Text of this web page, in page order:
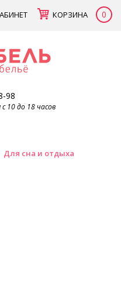
КОРЗИНА 0
98
10 до 18 часов
Для сна и отдыха